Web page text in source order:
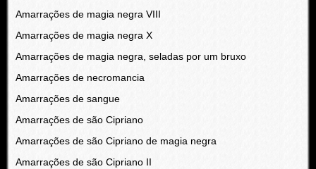
Amarrações de magia negra VIII
Amarrações de magia negra X
Amarrações de magia negra, seladas por um bruxo
Amarrações de necromancia
Amarrações de sangue
Amarrações de são Cipriano
Amarrações de são Cipriano de magia negra
Amarrações de são Cipriano II